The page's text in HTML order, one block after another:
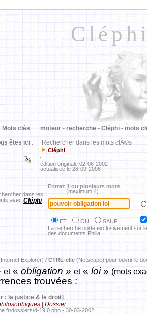
Mots clés : moteur - recherche - Cléphi - mots
êtes ici : Rechercher dans les mots clÃ©s
Cléphi
édition originale 02-08-2002
actualisée le 28-09-2008
dans les
avec Cléphi
Entrez 1 ou plusieurs mots
(maximum 4)
ET OU
SAUF
La recherche porte exclusivement sur
des documents Philia.
Explorer) / CTRL-clic (Netscape) pour ouvrir le
et« obligation » et« loi» (mots
trouvées :
: la justice & le droit]
| Dossier
dossiers/d-19,0.php - 30-03-2002